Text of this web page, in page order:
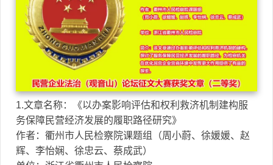
1.文章名称：《以办案影响评估和权利救济机制建构服
务保障民营经济发展的履职路径研究》
作者：衢州市人民检察院课题组（周小蔚、徐媛媛、赵
辉、李怡娴、徐忠云、蔡成武）